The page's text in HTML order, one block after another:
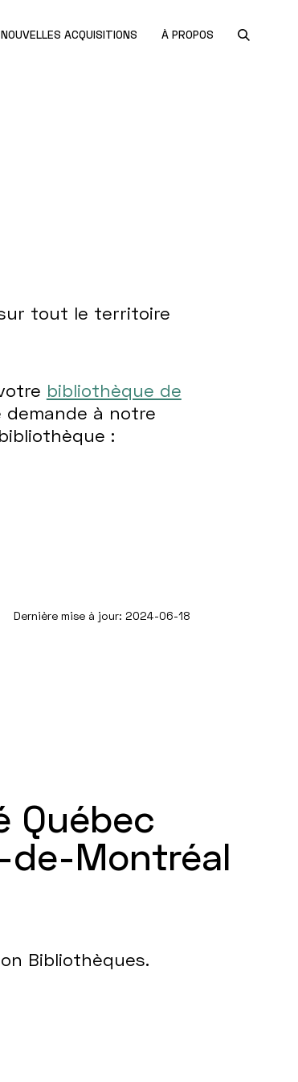
NOUVELLES ACQUISITIONS À PROPOS
tout le territoire
bibliothèque de
demande à notre
:
Dernière mise à jour: 2024-06-18
Québec
de-Montréal
Bibliothèques.